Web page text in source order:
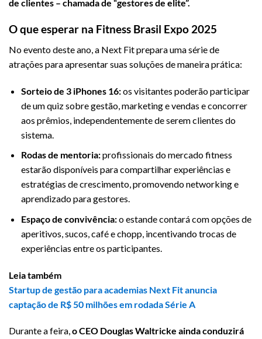
de clientes – chamada de “gestores de elite”.
O que esperar na Fitness Brasil Expo 2025
No evento deste ano, a Next Fit prepara uma série de
atrações para apresentar suas soluções de maneira prática:
Sorteio de 3 iPhones 16:os visitantes poderão participar
de um quiz sobre gestão, marketing e vendas e concorrer
aos prêmios, independentemente de serem clientes do
sistema.
Rodas de mentoria:profissionais do mercado fitness
estarão disponíveis para compartilhar experiências e
estratégias de crescimento, promovendo networking e
aprendizado para gestores.
Espaço de convivência:o estande contará com opções de
aperitivos, sucos, café e chopp, incentivando trocas de
experiências entre os participantes.
Leia também
Startup de gestão para academias Next Fit anuncia
captação de R$ 50 milhões em rodada Série A
Durante a feira,o CEO Douglas Waltricke ainda conduzirá